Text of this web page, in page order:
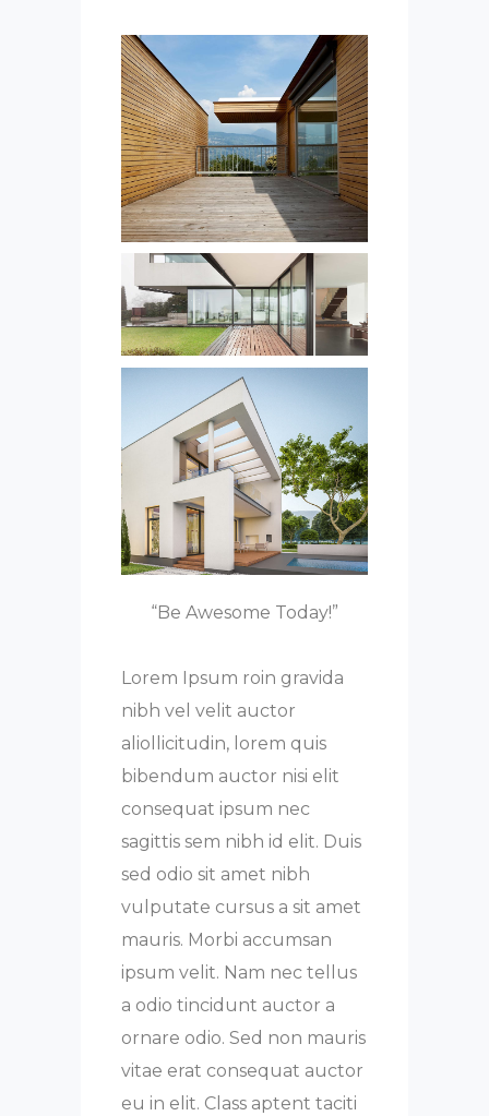
“Be Awesome Today!”
Lorem Ipsum roin gravida
nibh vel velit auctor
aliollicitudin, lorem quis
bibendum auctor nisi elit
consequat ipsum nec
sagittis sem nibh id elit. Duis
sed odio sit amet nibh
vulputate cursus a sit amet
mauris. Morbi accumsan
ipsum velit. Nam nec tellus
a odio tincidunt auctor a
ornare odio. Sed non mauris
vitae erat consequat auctor
eu in elit. Class aptent taciti